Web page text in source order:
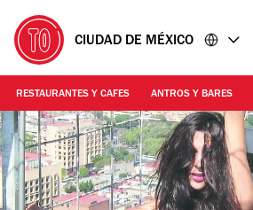
CIUDAD DE MÉXICO
RESTAURANTES Y CAFES ANTROS Y BARES